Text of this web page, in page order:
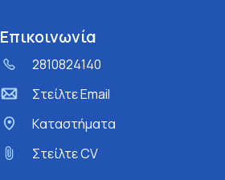
Επικοινωνία
2810824140
Στείλτε Email
Kαταστήματα
Στείλτε CV